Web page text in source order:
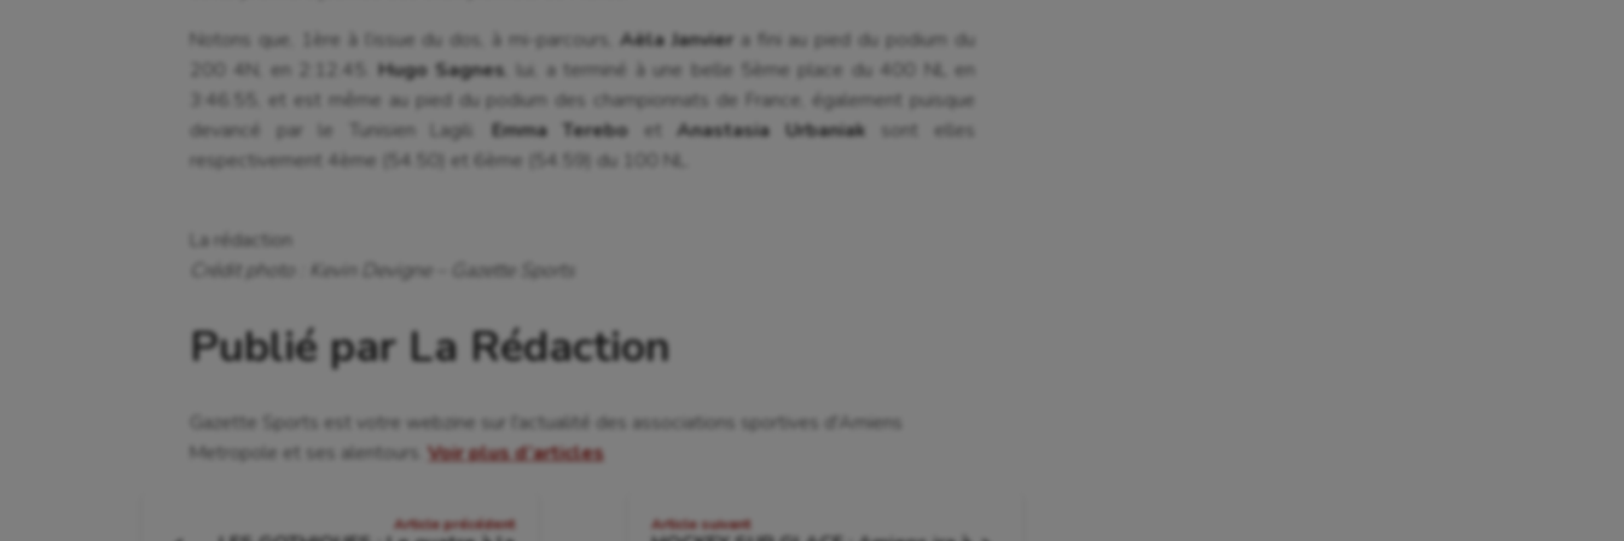
Notons que, 1ère à l’issue du dos, à mi-parcours, Aëla Janvier a fini au pied du podium du
200 4N, en 2:12.45. Hugo Sagnes , lui, a terminé à une belle 5ème place du 400 NL en
3:46.55, et est même au pied du podium des championnats de France, également puisque
devancé par le Tunisien Lagili. Emma Terebo et Anastasia Urbaniak sont elles
respectivement 4ème (54.50) et 6ème (54.59) du 100 NL.
La rédaction
Crédit photo : Kevin Devigne – Gazette Sports
Publié par La Rédaction
Gazette Sports est votre webzine sur l'actualité des associations sportives d'Amiens
Metropole et ses alentours. Voir plus d’articles
Article précédent Article suivant